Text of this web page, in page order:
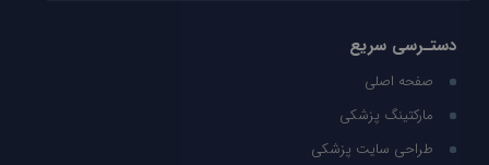
دستـرسی سریع
صفحه اصلی
مارکتینگ پزشکی
طراحی سایت پزشکی